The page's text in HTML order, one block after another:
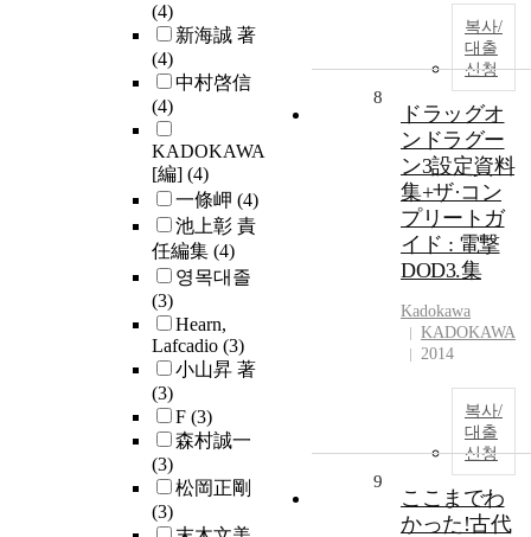
(4)
新海誠 著
(4)
中村啓信
(4)
KADOKAWA
[編] (4)
一條岬 (4)
池上彰 責
任編集 (4)
영목대졸
(3)
Hearn,
Lafcadio (3)
小山昇 著
(3)
F (3)
森村誠一
(3)
松岡正剛
(3)
복사/
대출
신청
8
ドラッグオ
ンドラグー
ン3設定資料
集+ザ·コン
プリートガ
イド : 電撃
DOD3.集
Kadokawa
KADOKAWA
2014
복사/
대출
신청
9
ここまでわ
かった!古代